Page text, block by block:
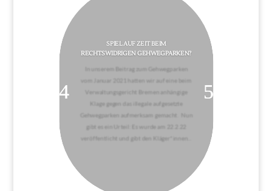
SPIEL AUF ZEIT BEIM
RECHTSWIDRIGEN GEHWEGPARKEN?
In unserem Beitrag zum Gehwegparken
vom Januar 2021 hatten wir auf eine beim
Verwaltungsgericht Bremen anhängige
Klage gegen das illegale aufgesetzte
Gehwegparken aufmerksam gemacht. Nun
gibt es ein Urteil: Es wurde am 22.2.22
veröffentlicht und gibt den Kläger*innen...